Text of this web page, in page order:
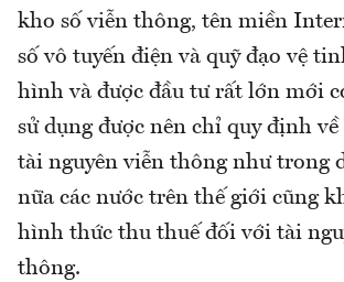
kho số viễn thông, tên miền
số vô tuyến điện và quỹ đạo vệ
hình và được đầu tư rất lớn mới
sử dụng được nên chỉ quy định
tài nguyên viễn thông như trong
nữa các nước trên thế giới cũng
hình thức thu thuế đối với tài
thông.